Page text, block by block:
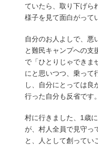
ていたら、取り下げら
様子を見て面白がって
自分のお人よしで、悪
と難民キャンプへの支
で「ひとりじゃできま
にと思いつつ、乗って
し、自分にとっては良
行った自分も反省です
村に行きました、1歳
が、村人全員で見守っ
と、人として創ってい